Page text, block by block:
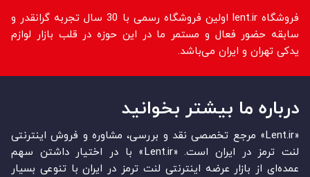
فروشگاه lent.ir اولین فروشگاه رسمی با 30 سال تجربه گرانقدر و
سابقه حضور فعال و مستمر ما در این حوزه در قلب بازار لوازم
یدکی تهران و ایران می‌باشد.
درباره ما بیشتر بخوانید
«Lent.ir» مرجع تخصصی نقد و بررسی، مشاوره و فروش اینترنتی
لنت ترمز در ایران است. «Lent.ir» با در اختیار داشتن سهم
عمده‏‌ای از بازار عرضه اینترنتی لنت ترمز در ایران با تنوعی بسیار